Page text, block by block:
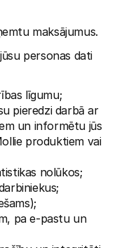
maksājumus.
personas dati
līgumu;
pieredzi darbā ar
un informētu jūs
produktiem vai
nolūkos;
pa e-pastu un